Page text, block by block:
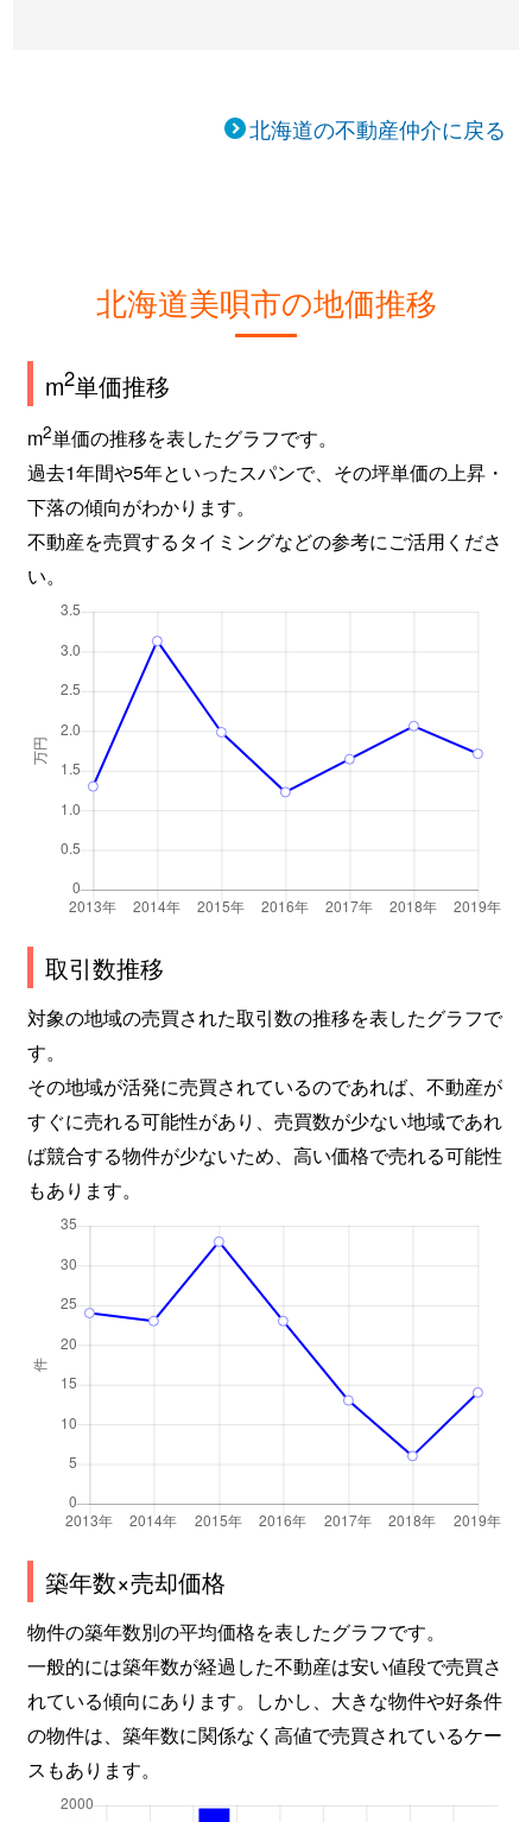
北海道の不動産仲介に戻る
北海道美唄市の地価推移
m2単価推移
m2単価の推移を表したグラフです。
過去1年間や5年といったスパンで、その坪単価の上昇・
下落の傾向がわかります。
不動産を売買するタイミングなどの参考にご活用くださ
い。
取引数推移
対象の地域の売買された取引数の推移を表したグラフで
す。
その地域が活発に売買されているのであれば、不動産が
すぐに売れる可能性があり、売買数が少ない地域であれ
ば競合する物件が少ないため、高い価格で売れる可能性
もあります。
築年数×売却価格
物件の築年数別の平均価格を表したグラフです。
一般的には築年数が経過した不動産は安い値段で売買さ
れている傾向にあります。しかし、大きな物件や好条件
の物件は、築年数に関係なく高値で売買されているケー
スもあります。